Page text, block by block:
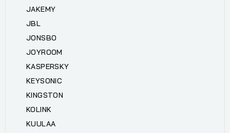
JAKEMY
JBL
JONSBO
JOYROOM
KASPERSKY
KEYSONIC
KINGSTON
KOLINK
KUULAA